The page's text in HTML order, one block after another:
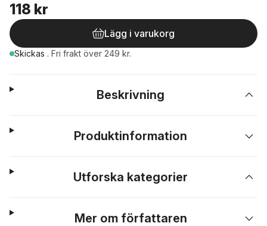
118 kr
Lägg i varukorg
Skickas . Fri frakt över 249 kr.
Beskrivning
Produktinformation
Utforska kategorier
Mer om författaren